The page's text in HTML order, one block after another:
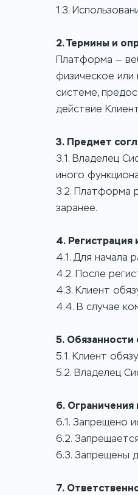
1.3.
2. Термины и
Платформа —
физическое или
системе,
действие
3. Предмет
3.1. Владелец
иного
3.2. Платформа
заранее.
4. Регистрация
4.1. Для начала
4.2. После
4.3. Клиент
4.4. В случае
5. Обязанности
5.1. Клиент
5.2. Владелец
6. Ограничения
6.1. Запрещено
6.2.
6.3. Запрещены
7.